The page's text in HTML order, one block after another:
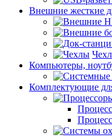
Внешние жесткие
Компьютеры,
Комплектующие